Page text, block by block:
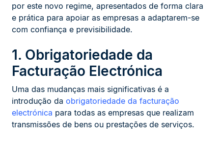
por este novo regime, apresentados de forma clara
e prática para apoiar as empresas a adaptarem-se
com confiança e previsibilidade.
1. Obrigatoriedade da
Facturação Electrónica
Uma das mudanças mais significativas é a
introdução da obrigatoriedade da facturação
electrónica para todas as empresas que realizam
transmissões de bens ou prestações de serviços.